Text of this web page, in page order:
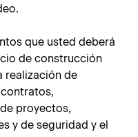
que usted deberá
de construcción
realización de
proyectos,
y de seguridad y el